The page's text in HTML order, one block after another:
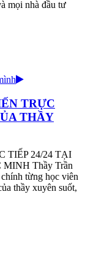
mọi nhà đầu tư
TRỰC
THẦY
TIẾP 24/24 TẠI
Thầy Trần
từng học viên
thầy xuyên suốt,